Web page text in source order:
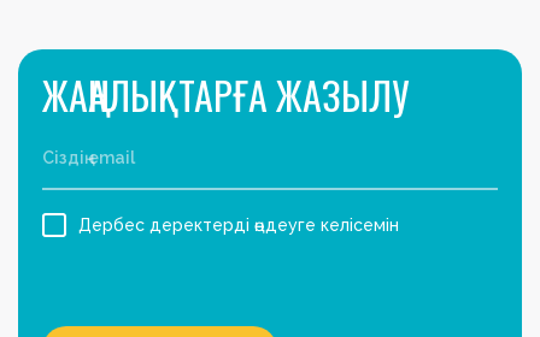
ЖАҢАЛЫҚТАРҒА ЖАЗЫЛУ
Дербес деректерді өңдеуге келісемін